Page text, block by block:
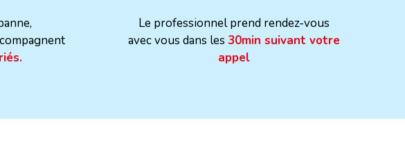
Le professionnel prend rendez-vous
avec vous dans les 30min suivant votre
appel